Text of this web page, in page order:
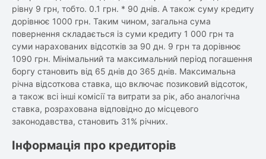
рівну 9 грн, тобто. 0.1 грн. * 90 днів. А також суму кредиту
дорівнює 1000 грн. Таким чином, загальна сума
повернення складається із суми кредиту 1 000 грн та
суми нарахованих відсотків за 90 дн. 9 грн та дорівнює
1090 грн. Мінімальний та максимальний період погашення
боргу становить від 65 днів до 365 днів. Максимальна
річна відсоткова ставка, що включає позиковий відсоток,
а також всі інші комісії та витрати за рік, або аналогічна
ставка, розрахована відповідно до місцевого
законодавства, становить 31% річних.
Інформація про кредиторів